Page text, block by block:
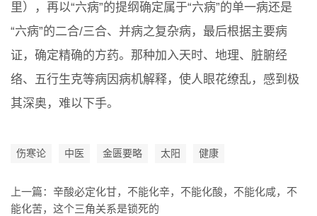
里），再以“六病”的提纲确定属于“六病”的单一病还是
“六病”的二合/三合、并病之复杂病，最后根据主要病
证，确定精确的方药。那种加入天时、地理、脏腑经
络、五行生克等病因病机解释，使人眼花缭乱，感到极
其深奥，难以下手。
伤寒论 中医 金匮要略 太阳 健康
上一篇： 辛酸必定化甘，不能化辛，不能化酸，不能化咸，不
能化苦，这个三角关系是锁死的